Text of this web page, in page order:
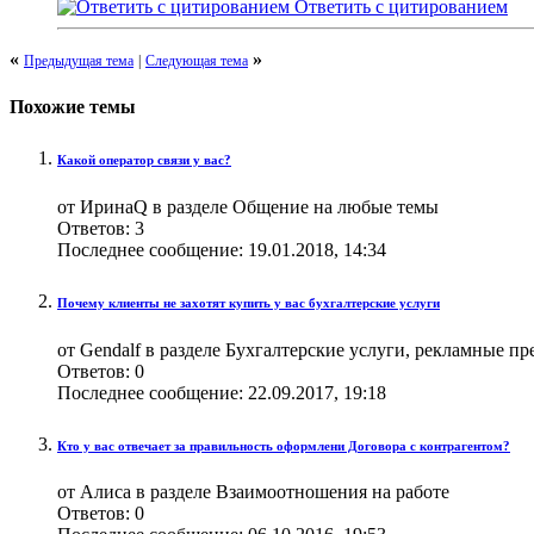
Ответить с цитированием
« Предыдущая тема Следующая тема »
Похожие темы
Какой оператор связи у вас?
от ИринаQ в разделе Общение на любые темы
Ответов: 3
Последнее сообщение: 19.01.2018, 14:34
Почему клиенты не захотят купить у вас бухгалтерские услуги
от Gendalf в разделе Бухгалтерские услуги, рекламные
Ответов: 0
Последнее сообщение: 22.09.2017, 19:18
Кто у вас отвечает за правильность оформлени Договора с контрагентом?
от Алиса в разделе Взаимоотношения на работе
Ответов: 0